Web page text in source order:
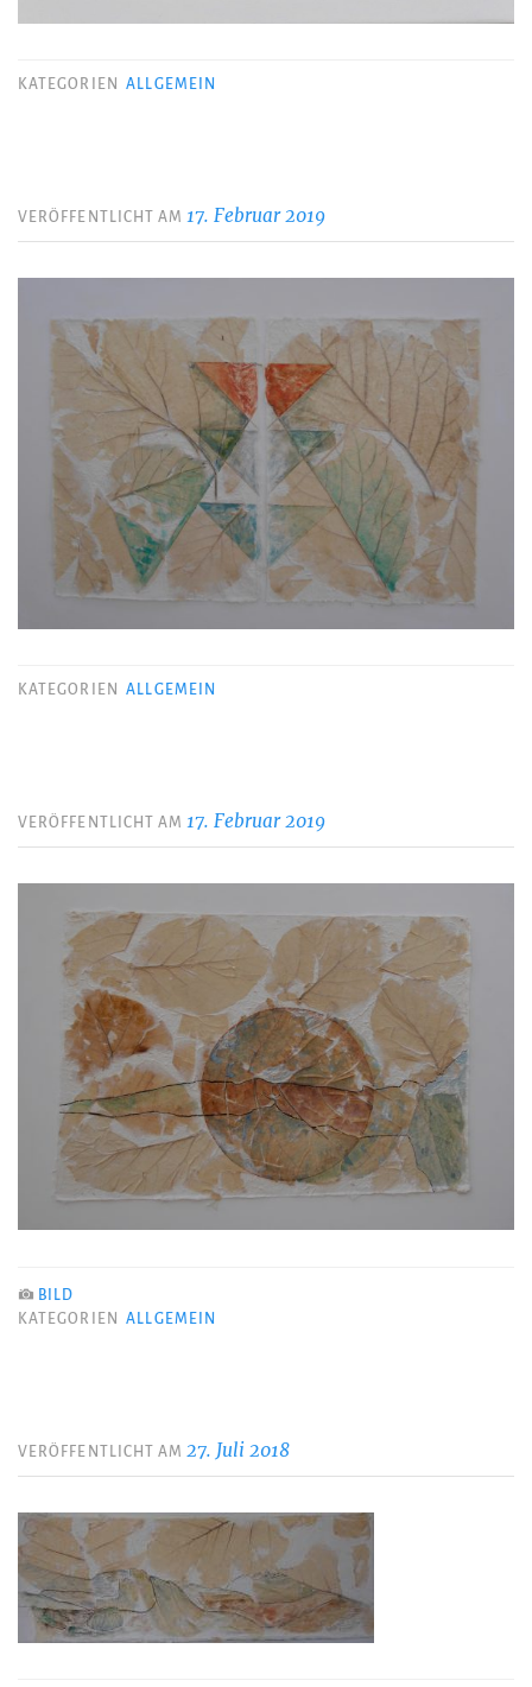
KATEGORIEN ALLGEMEIN
VERÖFFENTLICHT AM17. Februar 2019
KATEGORIEN ALLGEMEIN
VERÖFFENTLICHT AM17. Februar 2019
BILD
KATEGORIEN
ALLGEMEIN
VERÖFFENTLICHT AM 27. Juli 2018